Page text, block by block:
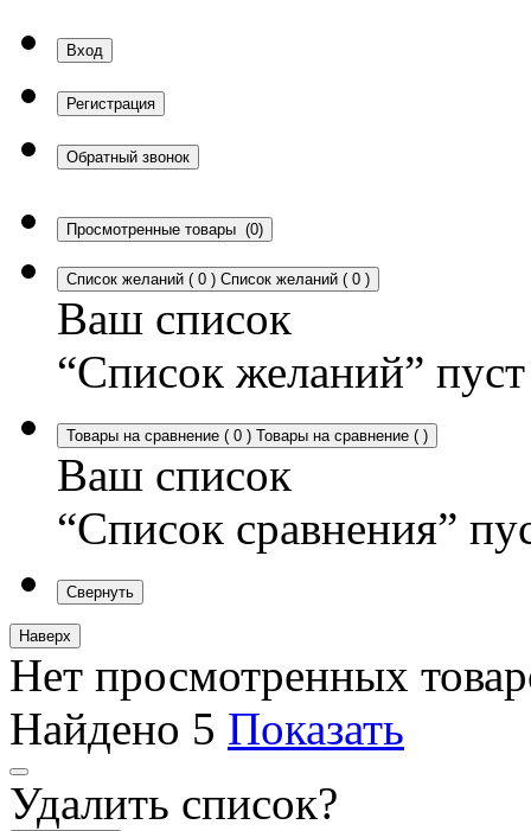
Вход
Регистрация
Обратный звонок
Просмотренные товары (0)
Список желаний ( 0 ) Список желаний ( 0 )
Ваш список
“Список желаний” пуст
Товары на сравнение ( 0 ) Товары на сравнение ( )
Ваш список
“Список сравнения”
Свернуть
Наверх
Нет просмотренных
Найдено 5 Показать
Удалить список?